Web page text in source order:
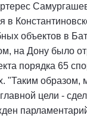
в
объектов в
на Дону было
порядка 65
"Таким образом,
цели -